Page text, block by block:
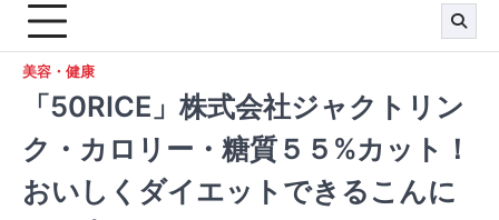
美容・健康
「50RICE」株式会社ジャクトリン
ク・カロリー・糖質５５%カット！
おいしくダイエットできるこんに